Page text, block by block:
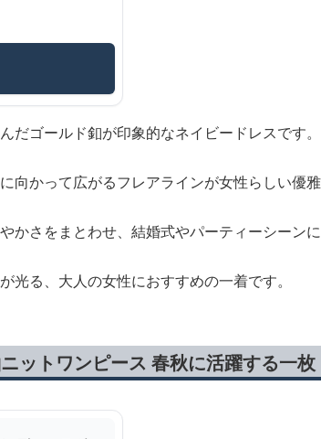
だゴールド釦が印象的なネイビードレスです。
向かって広がるフレアラインが女性らしい優雅
かさをまとわせ、結婚式やパーティーシーンに
光る、大人の女性におすすめの一着です。
ットワンピース 春秋に活躍する一枚